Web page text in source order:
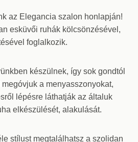
az Elegancia szalon honlapján!
esküvői ruhák kölcsönzésével,
foglalkozik.
készülnek, így sok gondtól
a menyasszonyokat,
lépésre láthatják az általuk
elkészülését, alakulását.
stílust megtalálhatsz a szolidan